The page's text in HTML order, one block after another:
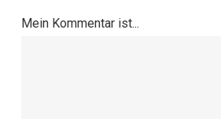
Mein Kommentar ist...